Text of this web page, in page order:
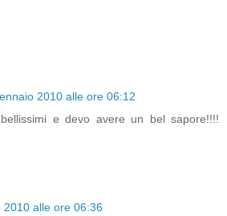
2010 alle ore 06:12
e devo avere un bel sapore!!!!
2010 alle ore 06:36